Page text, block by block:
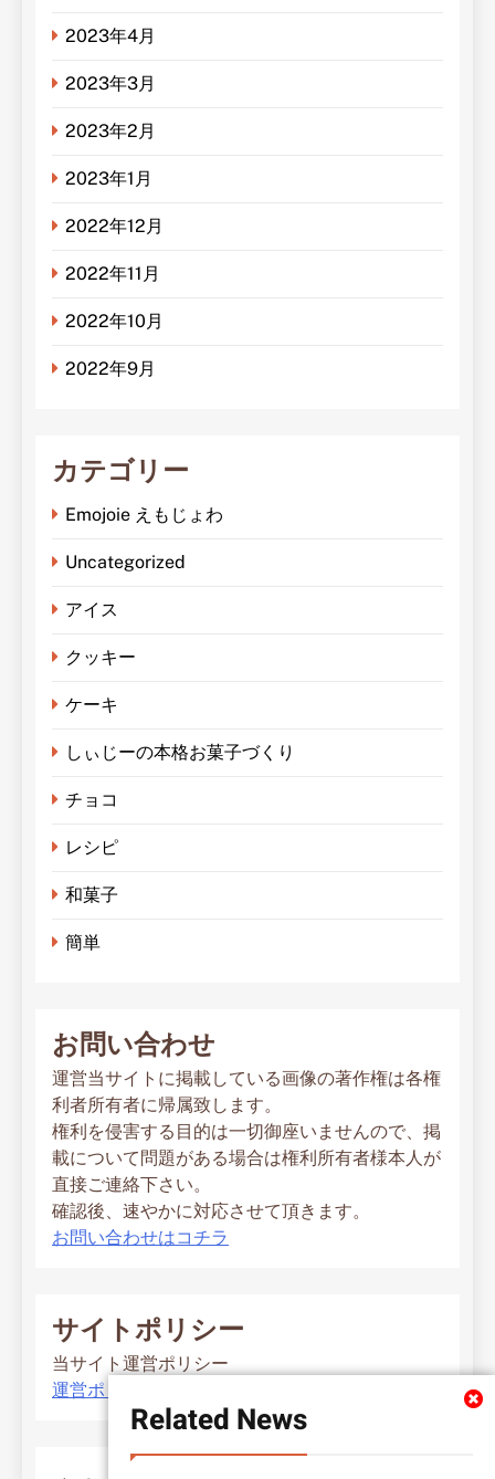
Related News
2023年4月
2023年3月
2023年2月
2023年1月
2022年12月
2022年11月
2022年10月
2022年9月
カテゴリー
Emojoie えもじょわ
Uncategorized
アイス
クッキー
ケーキ
しぃじーの本格お菓子づくり
チョコ
レシピ
和菓子
簡単
お問い合わせ
運営当サイトに掲載している画像の著作権は各権
利者所有者に帰属致します。
権利を侵害する目的は一切御座いませんので、掲
載について問題がある場合は権利所有者様本人が
直接ご連絡下さい。
確認後、速やかに対応させて頂きます。
お問い合わせはコチラ
サイトポリシー
当サイト運営ポリシー
運営ポリシー